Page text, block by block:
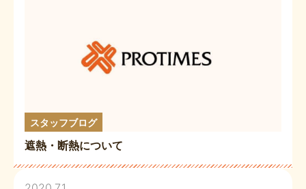
スタッフブログ
遮熱・断熱について